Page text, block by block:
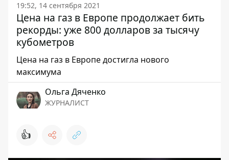
19:52, 14 сентября 2021
Цена на газ в Европе продолжает бить
рекорды: уже 800 долларов за тысячу
кубометров
Цена на газ в Европе достигла нового
максимума
Ольга Дяченко
ЖУРНАЛИСТ
👍